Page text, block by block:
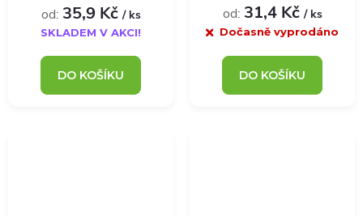
od: 35,9 Kč / ks
SKLADEM V AKCI!
DO KOŠÍKU
od: 31,4 Kč / ks
Dočasně vyprodáno
DO KOŠÍKU